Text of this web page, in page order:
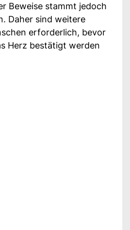
Beweise stammt jedoch
Daher sind weitere
erforderlich, bevor
Herz bestätigt werden